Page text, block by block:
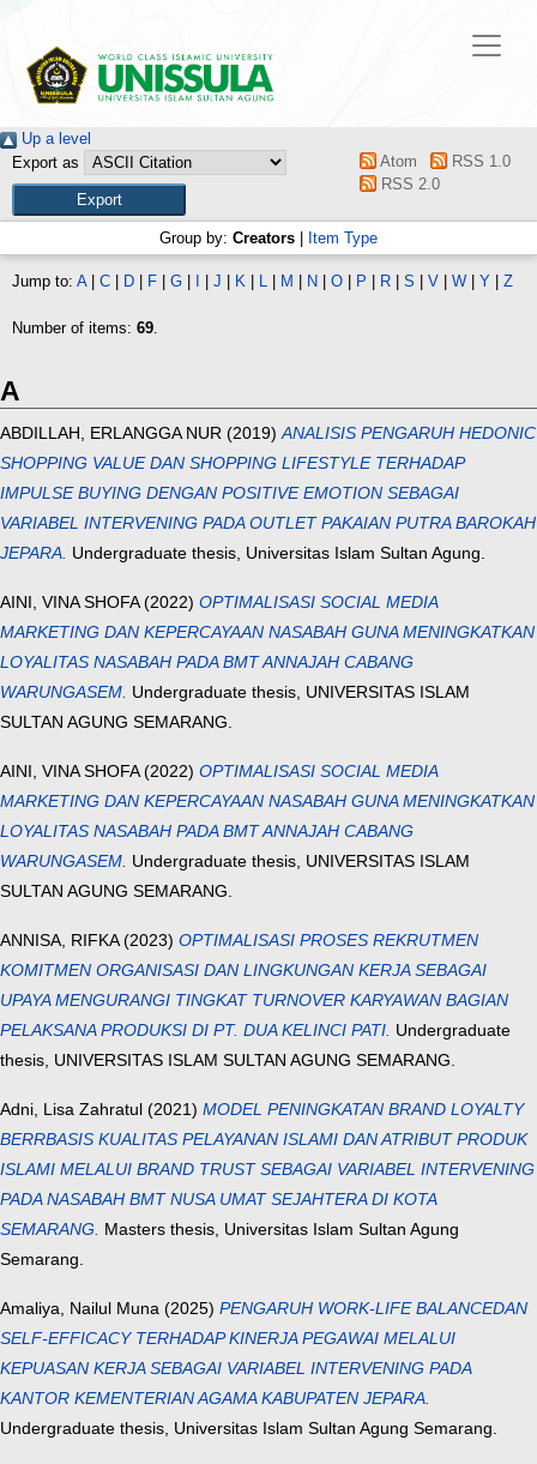
Up a level
Export as
Atom
RSS 1.0
RSS 2.0
Group by: Creators Item Type
Jump to: A| C D F G J K L M N O P R S V W Y Z
Number of items: 69.
A
ABDILLAH, ERLANGGA NUR (2019)ANALISIS PENGARUH HEDONIC
SHOPPING VALUE DAN SHOPPING LIFESTYLE TERHADAP
IMPULSE BUYING DENGAN POSITIVE EMOTION SEBAGAI
VARIABEL INTERVENING PADA OUTLET PAKAIAN PUTRA BAROKAH
JEPARA. Undergraduate thesis, Universitas Islam Sultan Agung.
AINI, VINA SHOFA(2022) OPTIMALISASI SOCIAL MEDIA
MARKETING DAN KEPERCAYAAN NASABAH GUNA MENINGKATKAN
LOYALITAS NASABAH PADA BMT ANNAJAH CABANG
WARUNGASEM. Undergraduate thesis, UNIVERSITAS ISLAM
SULTAN AGUNG SEMARANG.
AINI, VINA SHOFA(2022) OPTIMALISASI SOCIAL MEDIA
MARKETING DAN KEPERCAYAAN NASABAH GUNA MENINGKATKAN
LOYALITAS NASABAH PADA BMT ANNAJAH CABANG
WARUNGASEM. Undergraduate thesis, UNIVERSITAS ISLAM
SULTAN AGUNG SEMARANG.
ANNISA, RIFKA(2023) OPTIMALISASI PROSES REKRUTMEN
KOMITMEN ORGANISASI DAN LINGKUNGAN KERJA SEBAGAI
UPAYA MENGURANGI TINGKAT TURNOVER KARYAWAN BAGIAN
PELAKSANA PRODUKSI DI PT. DUA KELINCI PATI. Undergraduate
thesis, UNIVERSITAS ISLAM SULTAN AGUNG SEMARANG.
Adni, Lisa Zahratul (2021) MODEL PENINGKATAN BRAND LOYALTY
BERRBASIS KUALITAS PELAYANAN ISLAMI DAN ATRIBUT PRODUK
ISLAMI MELALUI BRAND TRUST SEBAGAI VARIABEL INTERVENING
PADA NASABAH BMT NUSA UMAT SEJAHTERA DI KOTA
SEMARANG. Masters thesis, Universitas Islam Sultan Agung
Semarang.
Amaliya, Nailul Muna (2025) PENGARUH WORK-LIFE BALANCEDAN
SELF-EFFICACY TERHADAP KINERJA PEGAWAI MELALUI
KEPUASAN KERJA SEBAGAI VARIABEL INTERVENING PADA
KANTOR KEMENTERIAN AGAMA KABUPATEN JEPARA.
Undergraduate thesis, Universitas Islam Sultan Agung Semarang.